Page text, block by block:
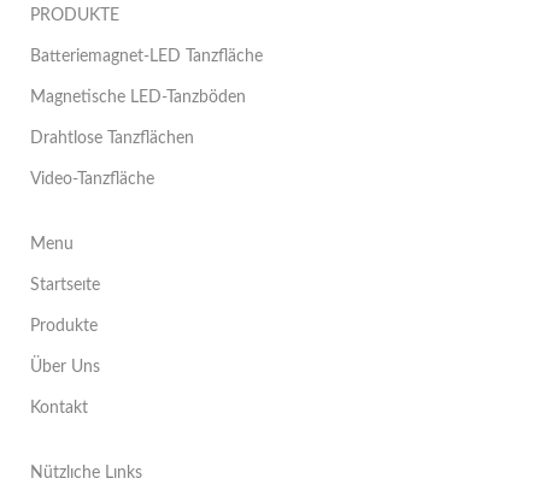
PRODUKTE
Batteriemagnet-LED Tanzfläche
Magnetische LED-Tanzböden
Drahtlose Tanzflächen
Video-Tanzfläche
Menu
Startseıte
Produkte
Über Uns
Kontakt
Nützlıche Lınks